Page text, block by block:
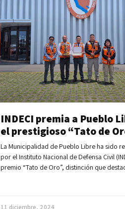
INDECI premia a Pueblo
el prestigioso “Tato de
La Municipalidad de Pueblo Libre ha sido
por el Instituto Nacional de Defensa Civil
premio “Tato de Oro”, distinción que